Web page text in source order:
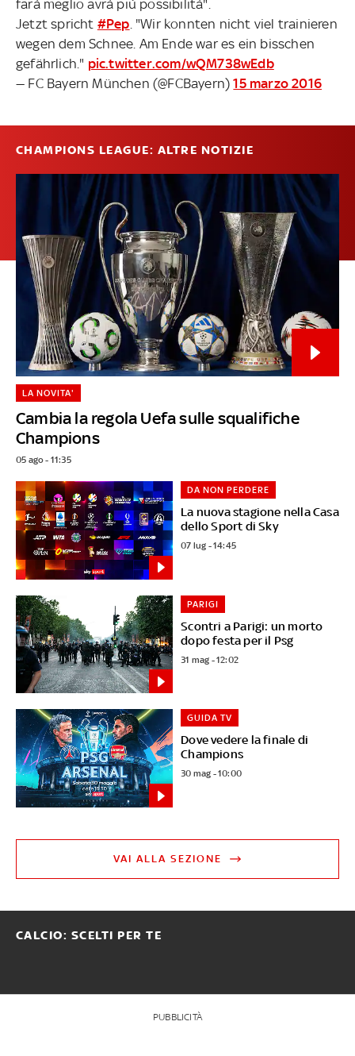
farà meglio avrà più possibilità".
Jetzt spricht #Pep . "Wir konnten nicht viel trainieren
wegen dem Schnee. Am Ende war es ein bisschen
gefährlich." pic.twitter.com/wQM738wEdb
— FC Bayern München (@FCBayern)15 marzo 2016
CHAMPIONS LEAGUE: ALTRE NOTIZIE
Cambia la regola Uefa sulle squalifiche
Champions
LA NOVITA'
05 ago - 11:35
La nuova stagione nella Casa
dello Sport di Sky
DA NON PERDERE
07 lug - 14:45
Scontri a Parigi: un morto
dopo festa per il Psg
PARIGI
31 mag - 12:02
Dove vedere la finale di
Champions
GUIDA TV
30 mag - 10:00
VAI ALLA SEZIONE
CALCIO: SCELTI PER TE
PUBBLICITÀ